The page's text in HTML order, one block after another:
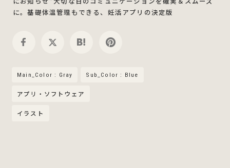
に。基礎体温管理もできる、妊活アプリの決定版
Main_Color : Gray Sub_Color : Blue
アプリ・ソフトウェア
イラスト